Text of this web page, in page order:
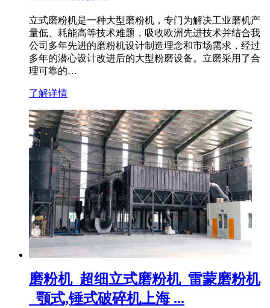
立式磨粉机是一种大型磨粉机，专门为解决工业磨机产
量低、耗能高等技术难题，吸收欧洲先进技术并结合我
公司多年先进的磨粉机设计制造理念和市场需求，经过
多年的潜心设计改进后的大型粉磨设备。立磨采用了合
理可靠的…
了解详情
磨粉机_超细立式磨粉机_雷蒙磨粉机
_颚式,锤式破碎机上海 ...